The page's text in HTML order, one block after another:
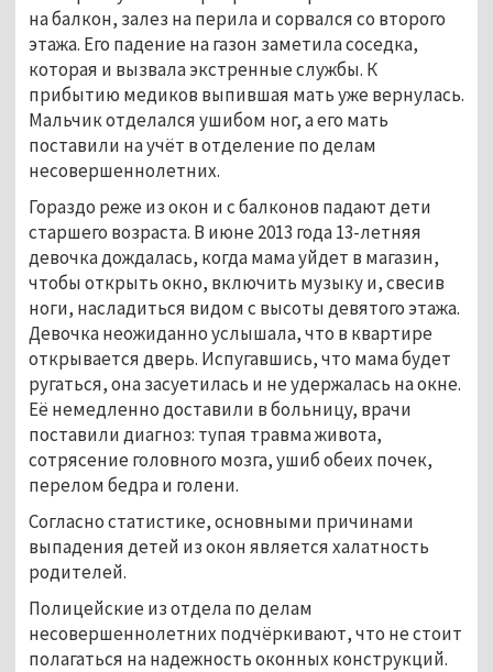
на балкон, залез на перила и сорвался со второго
этажа. Его падение на газон заметила соседка,
которая и вызвала экстренные службы. К
прибытию медиков выпившая мать уже вернулась.
Мальчик отделался ушибом ног, а его мать
поставили на учёт в отделение по делам
несовершеннолетних.
Гораздо реже из окон и с балконов падают дети
старшего возраста. В июне 2013 года 13-летняя
девочка дождалась, когда мама уйдет в магазин,
чтобы открыть окно, включить музыку и, свесив
ноги, насладиться видом с высоты девятого этажа.
Девочка неожиданно услышала, что в квартире
открывается дверь. Испугавшись, что мама будет
ругаться, она засуетилась и не удержалась на окне.
Её немедленно доставили в больницу, врачи
поставили диагноз: тупая травма живота,
сотрясение головного мозга, ушиб обеих почек,
перелом бедра и голени.
Согласно статистике, основными причинами
выпадения детей из окон является халатность
родителей.
Полицейские из отдела по делам
несовершеннолетних подчёркивают, что не стоит
полагаться на надежность оконных конструкций.